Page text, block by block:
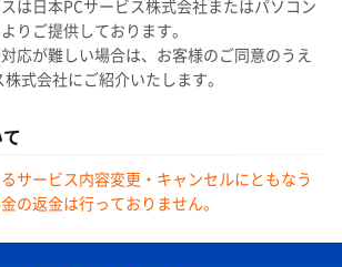
は日本PCサービス株式会社またはパソコン
りご提供しております。
応が難しい場合は、お客様のご同意のうえ
式会社にご紹介いたします。
サービス内容変更・キャンセルにともなう
の返金は行っておりません。